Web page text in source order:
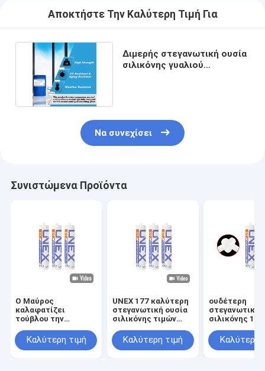
Αποκτήστε Την Καλύτερη Τιμή Για
Διμερής στεγανωτική ουσία
σιλικόνης γυαλιού
Να συνεχίσει
Συνιστώμενα Προϊόντα
Ο Μαύρος
καλαφατίζει
τούβλου την
στεγανωτική ουσία
σιλικόνης
Καλύτερη τιμή
UNEX 177 καλύτερη
στεγανωτική ουσία
σιλικόνης τιμών
συγκεκριμένη,
συγκολλητική κόλλα
Καλύτερη τιμή
ουδέτερη
στεγανωτική
σιλικόνης 177
μαρμάρινη
γυαλιού
Καλύτερη